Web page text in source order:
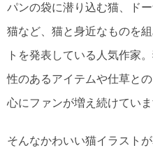
パンの袋に潜り込む猫、ド
猫など、猫と身近なものを
トを発表している人気作家
性のあるアイテムや仕草と
心にファンが増え続けていま
そんなかわいい猫イラスト